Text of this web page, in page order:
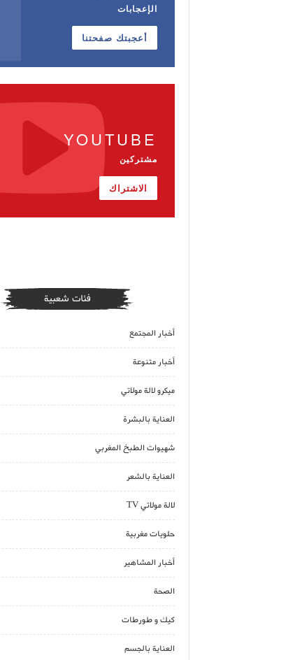
الإعجابات
أعجبتك صفحتنا
YOUTUBE
مشتركين
الاشتراك
فئات شعبية
أخبار المجتمع
أخبار متنوعة
ميكرو لالة مولاتي
العناية بالبشرة
شهيوات الطبخ المغربي
العناية بالشعر
لالة مولاتي TV
حلويات مغربية
أخبار المشاهير
الصحة
كيك و طورطات
العناية بالجسم